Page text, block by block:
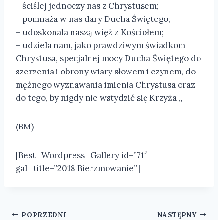
– ściślej jednoczy nas z Chrystusem;
– pomnaża w nas dary Ducha Świętego;
– udoskonala naszą więź z Kościołem;
– udziela nam, jako prawdziwym świadkom
Chrystusa, specjalnej mocy Ducha Świętego do
szerzenia i obrony wiary słowem i czynem, do
mężnego wyznawania imienia Chrystusa oraz
do tego, by nigdy nie wstydzić się Krzyża „
(BM)
[Best_Wordpress_Gallery id=”71″
gal_title=”2018 Bierzmowanie”]
POPRZEDNI NASTĘPNY